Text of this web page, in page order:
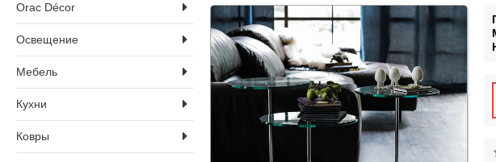
Orac Décor
Освещение
Мебель
Кухни
Ковры